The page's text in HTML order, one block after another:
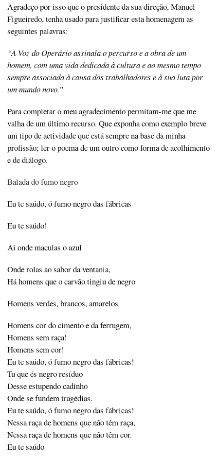
Agradeço por isso que o presidente da sua direção, Manuel
Figueiredo, tenha usado para justificar esta homenagem as
seguintes palavras:
“A Voz do Operário assinala o percurso e a obra de um
homem, com uma vida dedicada à cultura e ao mesmo tempo
sempre associada à causa dos trabalhadores e à sua luta por
um mundo novo.”
Para completar o meu agradecimento permitam-me que me
valha de um último recurso. Que exponha como exemplo breve
um tipo de actividade que está sempre na base da minha
profissão; ler o poema de um outro como forma de acolhimento
e de diálogo.
Balada do fumo negro
Eu te saúdo, ó fumo negro das fábricas
Eu te saúdo!
Aí onde maculas o azul
Onde rolas ao sabor da ventania,
Há homens que o carvão tingiu de negro
Homens verdes, brancos, amarelos
Homens cor do cimento e da ferrugem,
Homens sem raça!
Homens sem cor!
Eu te saúdo, ó fumo negro das fábricas!
Tu que és negro resíduo
Desse estupendo cadinho
Onde se fundem tragédias.
Eu te saúdo, ó fumo negro das fábricas!
Nessa raça de homens que não têm raça,
Nessa raça de homens que não têm cor.
Eu te saúdo